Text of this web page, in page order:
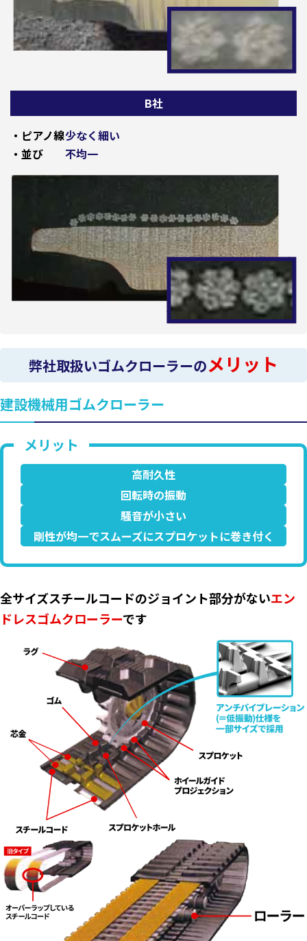
B社
・ピアノ線少なく細い
・並び
不均一
弊社取扱いゴムクローラーのメリット
建設機械用ゴムクローラー
高耐久性
回転時の振動
騒音が小さい
剛性が均一でスムーズにスプロケットに巻き付く
全サイズスチールコードのジョイント部分がないエン
ドレスゴムクローラーです